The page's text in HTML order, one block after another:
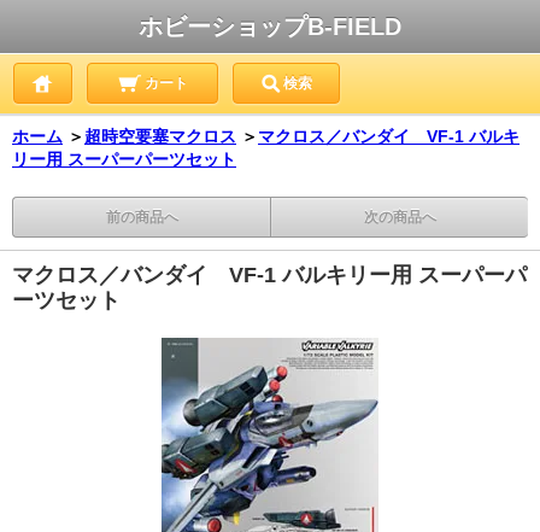
ホビーショップB-FIELD
カート 検索
ホーム ＞ 超時空要塞マクロス ＞ マクロス／バンダイ VF-1 バルキ
リー用 スーパーパーツセット
前の商品へ 次の商品へ
マクロス／バンダイ VF-1 バルキリー用 スーパーパ
ーツセット